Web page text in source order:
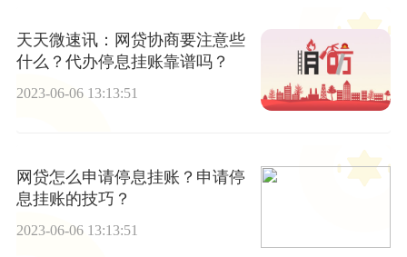
天天微速讯：网贷协商要注意些
什么？代办停息挂账靠谱吗？
2023-06-06 13:13:51
网贷怎么申请停息挂账？申请停
息挂账的技巧？
2023-06-06 13:13:51